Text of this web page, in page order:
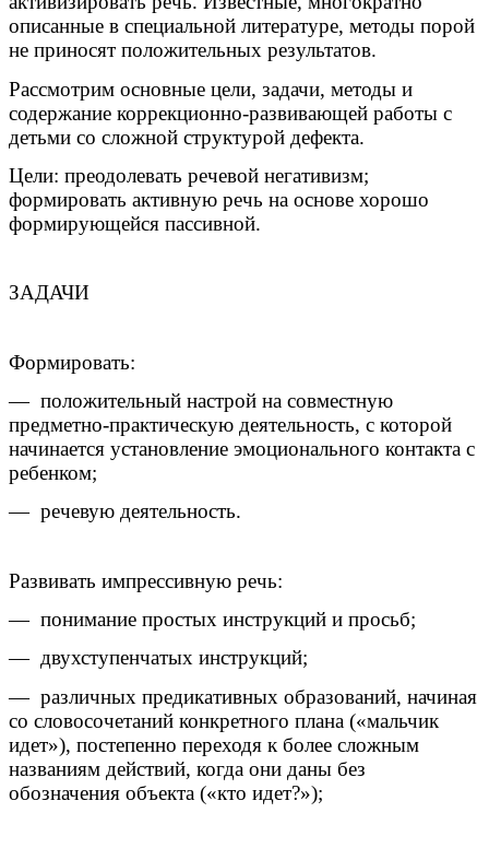
описанные в специальной литературе, методы порой
не приносят положительных результатов.
Рассмотрим основные цели, задачи, методы и
содержание коррекционно-развивающей работы с
детьми со сложной структурой дефекта.
Цели: преодолевать речевой негативизм;
формировать активную речь на основе хорошо
формирующейся пассивной.
ЗАДАЧИ
Формировать:
— положительный настрой на совместную
предметно-практическую деятельность, с которой
начинается установление эмоционального контакта с
ребенком;
— речевую деятельность.
Развивать импрессивную речь:
— понимание простых инструкций и просьб;
— двухступенчатых инструкций;
— различных предикативных образований, начиная
со словосочетаний конкретного плана («мальчик
идет»), постепенно переходя к более сложным
названиям действий, когда они даны без
обозначения объекта («кто идет?»);